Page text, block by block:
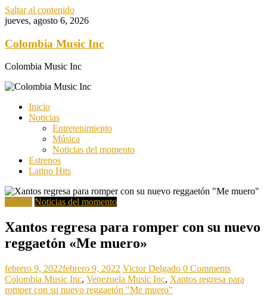
Saltar al contenido
jueves, agosto 6, 2026
Colombia Music Inc
Colombia Music Inc
Inicio
Noticias
Entretenimiento
Música
Noticias del momento
Estrenos
Latino Hits
Música Noticias del momento
Xantos regresa para romper con su nuevo
reggaetón «Me muero»
febrero 9, 2022febrero 9, 2022 Victor Delgado 0 Comments
Colombia Music Inc, Venezuela Music Inc, Xantos regresa para
romper con su nuevo reggaetón "Me muero"